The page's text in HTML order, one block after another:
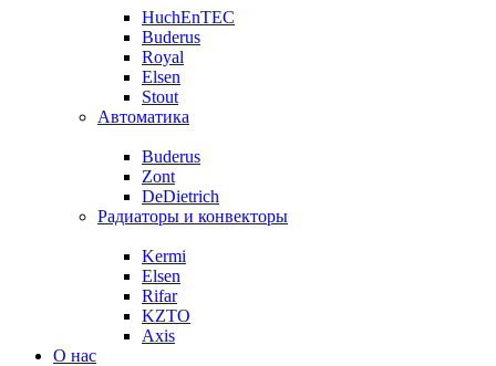
HuchEnTEC
Buderus
Royal
Elsen
Stout
Автоматика
Buderus
Zont
DeDietrich
Радиаторы и конвекторы
Kermi
Elsen
Rifar
KZTO
Axis
О нас